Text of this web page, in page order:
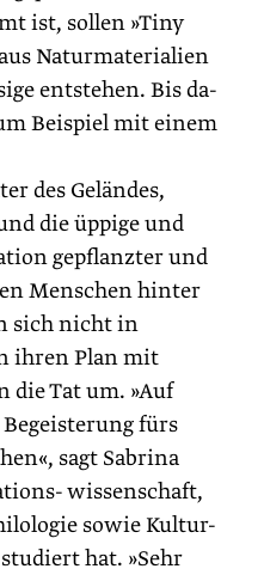
ist, sollen »Tiny
Naturmaterialien
entstehen. Bis da-
Beispiel mit einem
des Geländes,
die üppige und
gepflanzter und
Menschen hinter
sich nicht in
ihren Plan mit
die Tat um. »Auf
fürs
sagt Sabrina
wissenschaft,
sowie Kultur-
hat. »Sehr